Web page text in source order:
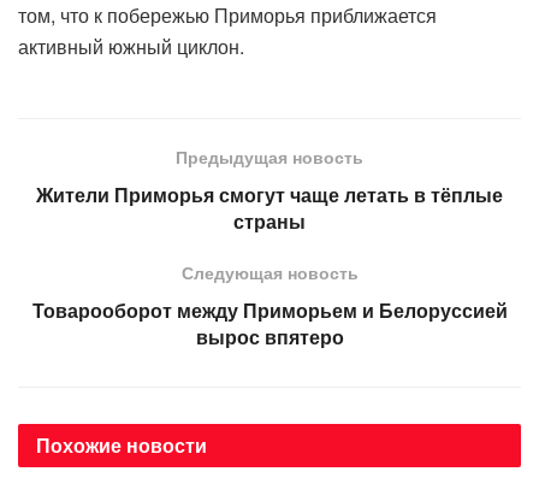
том, что к побережью Приморья приближается
активный южный циклон.
Предыдущая новость
Жители Приморья смогут чаще летать в тёплые
страны
Следующая новость
Товарооборот между Приморьем и Белоруссией
вырос впятеро
Похожие новости
АВТОРСКОЕ